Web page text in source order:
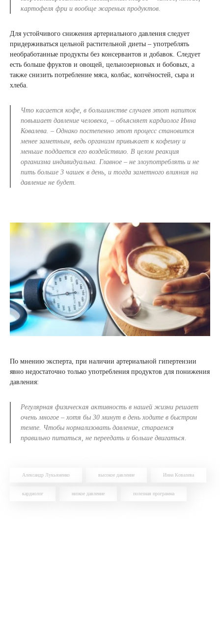
картофеля фри и вообще жареных продуктов
Для устойчивого снижения артериального давления следует
придерживаться цельной растительной диеты – употреблять
необработанные продукты без консервантов и добавок. Следует
есть больше фруктов и овощей, цельнозерновых и бобовых, а
также снизить потребление мяса, колбас, копчёностей, сыра и
хлеба.
Что касается кофе, в большинстве случаев этот напиток
повышает давление человека, – объясняет кардиолог Инна
Ковалева . – Однако постепенно этот процесс становится
менее заметным, ведь организм привыкает к кофеину и
меньше поддается его воздействию. В целом реакция
организма индивидуальна. Главное – не злоупотреблять и не
пить больше 3 чашек в день, и тогда заметного влияния на
давление не будет
По мнению эксперта, при наличии артериальной гипертензии
явно недостаточно только употребления продуктов для понижения
давления:
Регулярная физическая активность в нашей жизни решает
очень многое – хотя бы 30 минут в день ходите в быстром
темпе. Чтобы нормализовать давление, стараемся
правильно питаться, не переедать и больше двигаться
Александр Лукьяненко высокое давление Инна Ковалева
кардиолог низкое давление полезная программа